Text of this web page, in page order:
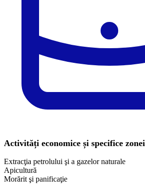
Activități economice și specifice zonei
Extracţia petrolului şi a gazelor naturale
Apicultură
Morărit şi panificaţie